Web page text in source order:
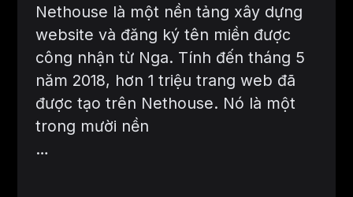
Nethouse là một nền tảng xây dựng
website và đăng ký tên miền được
công nhận từ Nga. Tính đến tháng 5
năm 2018, hơn 1 triệu trang web đã
được tạo trên Nethouse. Nó là một
trong mười nền
…